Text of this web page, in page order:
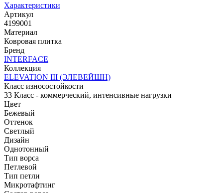
Характеристики
Артикул
4199001
Материал
Ковровая плитка
Бренд
INTERFACE
Коллекция
ELEVATION III (ЭЛЕВЕЙШН)
Класс износостойкости
33 Класс - коммерческий, интенсивные нагрузки
Цвет
Бежевый
Оттенок
Светлый
Дизайн
Однотонный
Тип ворса
Петлевой
Тип петли
Микротафтинг